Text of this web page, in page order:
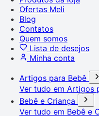
Ofertas Meli
Blog
Contatos
Quem somos
Lista de desejos
Minha conta
Artigos para Bebê
Ver tudo em Artigos
Bebê e Criança
Ver tudo em Bebê e